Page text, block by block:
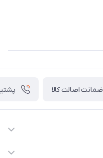
ضمانت اصالت کالا